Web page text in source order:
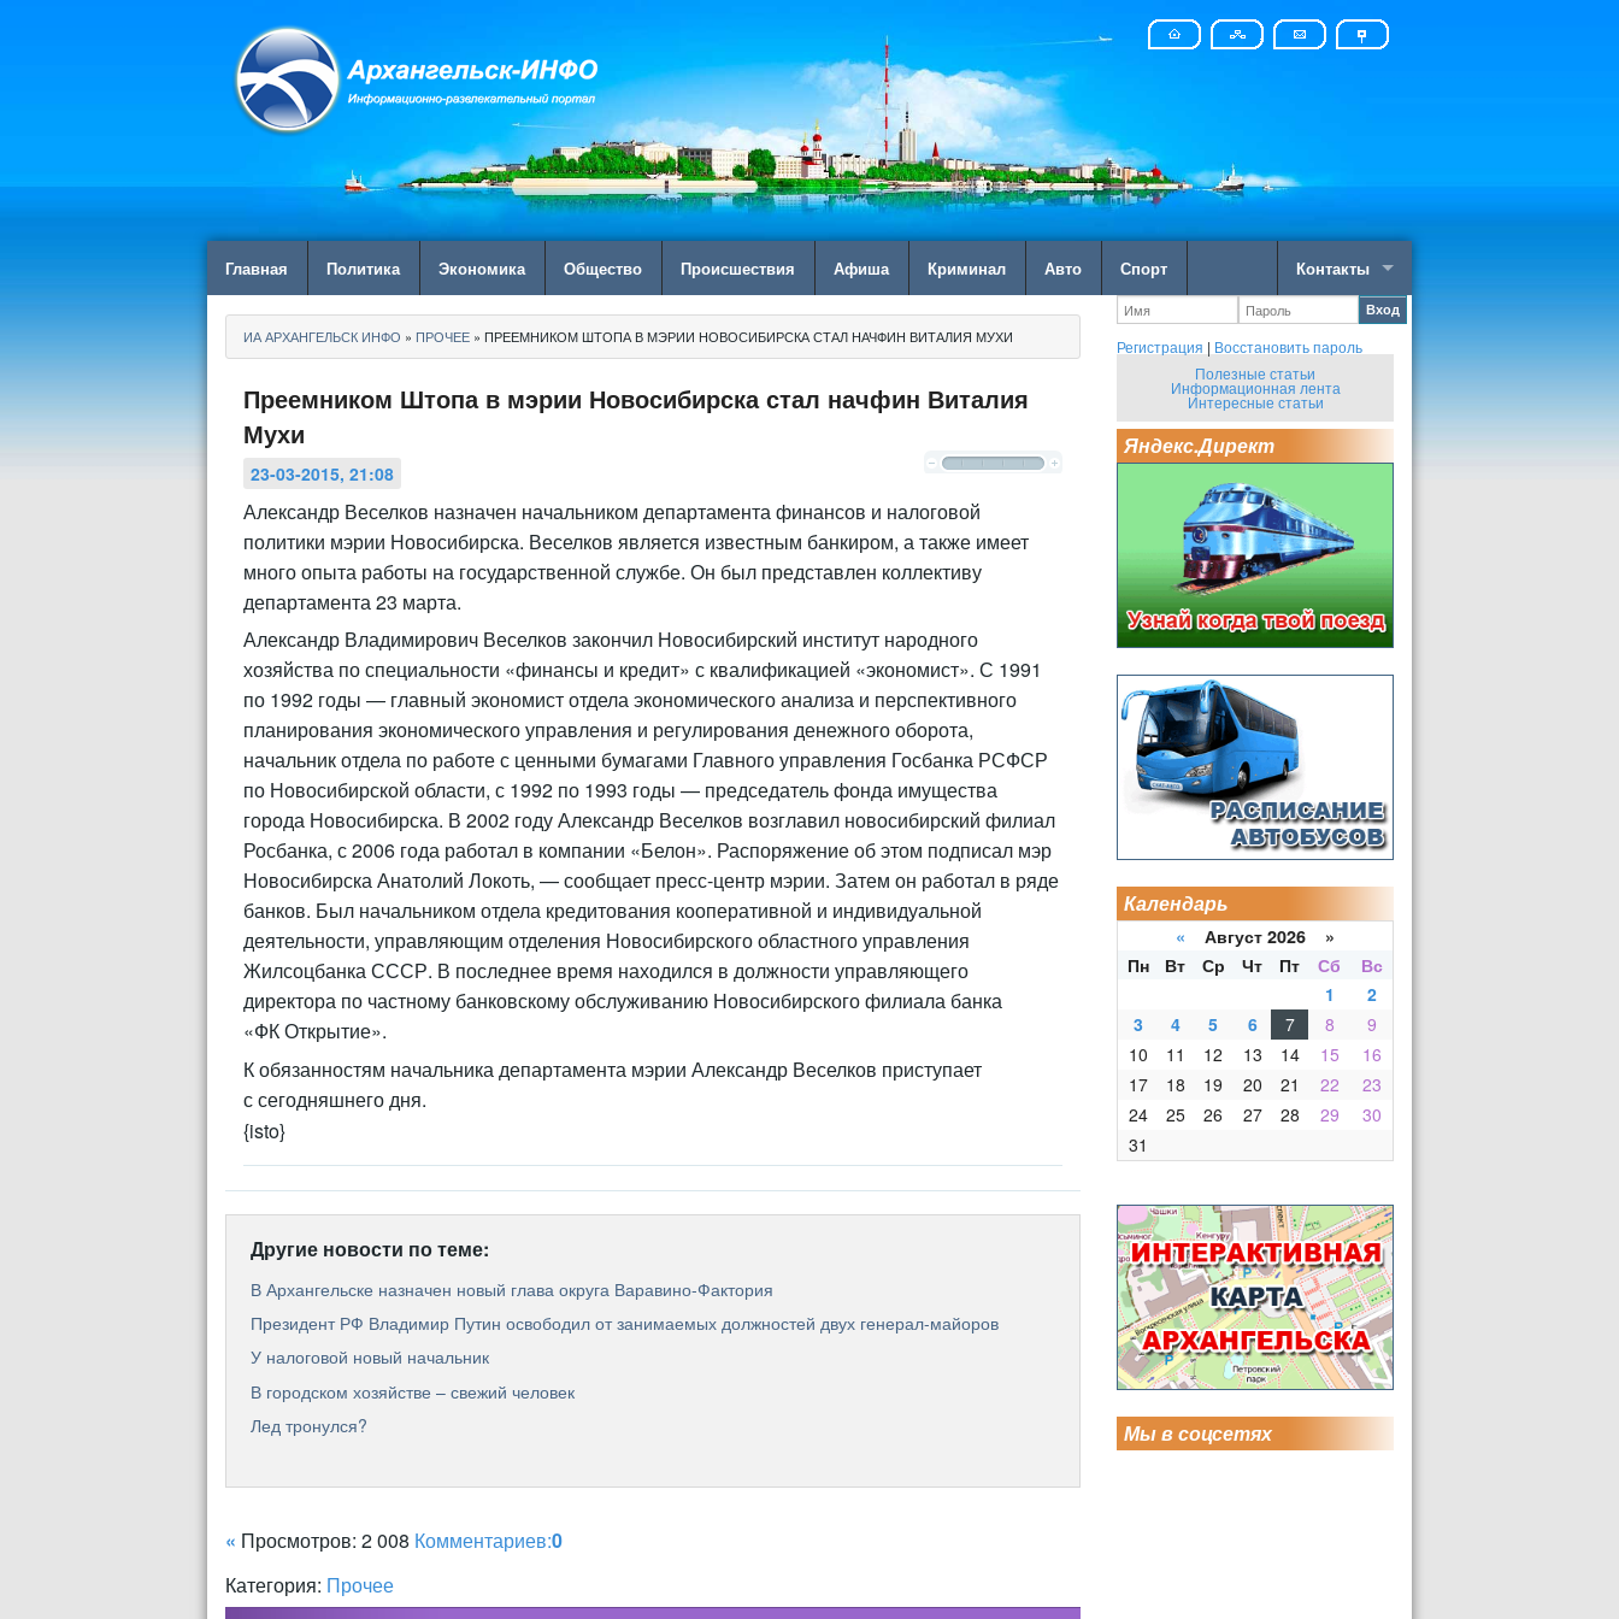
Главная Политика Экономика Общество Происшествия Афиша Криминал Авто Спорт Контакты
ИА АРХАНГЕЛЬСК ИНФО » ПРОЧЕЕ » ПРЕЕМНИКОМ ШТОПА В МЭРИИ НОВОСИБИРСКА СТАЛ НАЧФИН ВИТАЛИЯ МУХИ
Преемником Штопа в мэрии Новосибирска стал начфин Виталия
Мухи
23-03-2015, 21:08
Александр Веселков назначен начальником департамента финансов и налоговой
политики мэрии Новосибирска. Веселков является известным банкиром, а также имеет
много опыта работы на государственной службе. Он был представлен коллективу
департамента 23 марта.
Александр Владимирович Веселков закончил Новосибирский институт народного
хозяйства по специальности «финансы и кредит» с квалификацией «экономист». С 1991
по 1992 годы — главный экономист отдела экономического анализа и перспективного
планирования экономического управления и регулирования денежного оборота,
начальник отдела по работе с ценными бумагами Главного управления Госбанка РСФСР
по Новосибирской области, с 1992 по 1993 годы — председатель фонда имущества
города Новосибирска. В 2002 году Александр Веселков возглавил новосибирский филиал
Росбанка, с 2006 года работал в компании «Белон». Распоряжение об этом подписал мэр
Новосибирска Анатолий Локоть, — сообщает пресс-центр мэрии. Затем он работал в ряде
банков. Был начальником отдела кредитования кооперативной и индивидуальной
деятельности, управляющим отделения Новосибирского областного управления
Жилсоцбанка СССР. В последнее время находился в должности управляющего
директора по частному банковскому обслуживанию Новосибирского филиала банка
«ФК Открытие».
К обязанностям начальника департамента мэрии Александр Веселков приступает
с сегодняшнего дня.
{isto}
Другие новости по теме:
В Архангельске назначен новый глава округа Варавино-Фактория
Президент РФ Владимир Путин освободил от занимаемых должностей двух генерал-майоров
У налоговой новый начальник
В городском хозяйстве – свежий человек
Лед тронулся?
« Просмотров: 2 008 Комментариев:0
Категория: Прочее
Вход
Регистрация | Восстановить пароль
Полезные статьи
Информационная лента
Интересные статьи
Яндекс.Директ
Календарь
« Август 2026 »
Пн
Вт Ср Чт Пт Сб
Вс
1
2
3
4 5 6 7 8
9
10
11 12 13 14 15
16
17
18 19 20 21 22
23
24
25 26 27 28 29
30
31
Мы в соцсетях